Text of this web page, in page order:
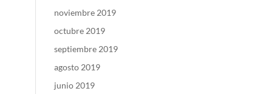
noviembre 2019
octubre 2019
septiembre 2019
agosto 2019
junio 2019